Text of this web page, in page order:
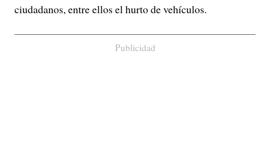
ciudadanos, entre ellos el hurto de vehículos.
Publicidad